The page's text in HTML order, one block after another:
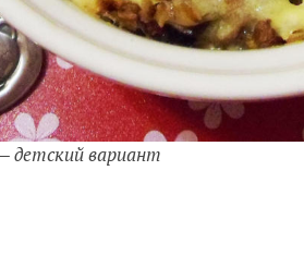
детский вариант